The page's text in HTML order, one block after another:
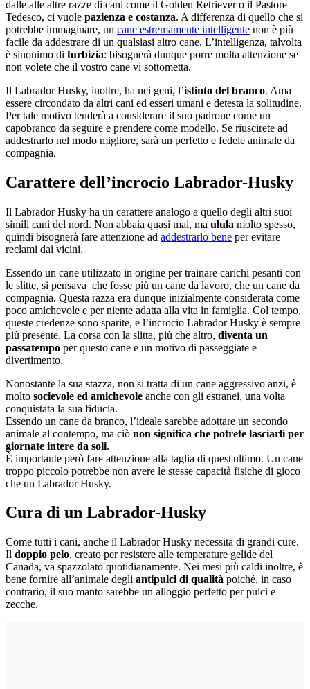
dalle alle altre razze di cani come il Golden Retriever o il Pastore
Tedesco, ci vuole pazienza e costanza. A differenza di quello che si
potrebbe immaginare, un cane estremamente intelligente non è più
facile da addestrare di un qualsiasi altro cane. L’intelligenza, talvolta
è sinonimo di furbizia: bisognerà dunque porre molta attenzione se
non volete che il vostro cane vi sottometta.
Il Labrador Husky, inoltre, ha nei geni, l’istinto del branco. Ama
essere circondato da altri cani ed esseri umani e detesta la solitudine.
Per tale motivo tenderà a considerare il suo padrone come un
capobranco da seguire e prendere come modello. Se riuscirete ad
addestrarlo nel modo migliore, sarà un perfetto e fedele animale da
compagnia.
Carattere dell’incrocio Labrador-Husky
Il Labrador Husky ha un carattere analogo a quello degli altri suoi
simili cani del nord. Non abbaia quasi mai, ma ulula molto spesso,
quindi bisognerà fare attenzione ad addestrarlo bene per evitare
reclami dai vicini.
Essendo un cane utilizzato in origine per trainare carichi pesanti con
le slitte, si pensava che fosse più un cane da lavoro, che un cane da
compagnia. Questa razza era dunque inizialmente considerata come
poco amichevole e per niente adatta alla vita in famiglia. Col tempo,
queste credenze sono sparite, e l’incrocio Labrador Husky è sempre
più presente. La corsa con la slitta, più che altro, diventa un
passatempo per questo cane e un motivo di passeggiate e
divertimento.
Nonostante la sua stazza, non si tratta di un cane aggressivo anzi, è
molto socievole ed amichevole anche con gli estranei, una volta
conquistata la sua fiducia.
Essendo un cane da branco, l’ideale sarebbe adottare un secondo
animale al contempo, ma ciò non significa che potrete lasciarli per
giornate intere da soli.
È importante però fare attenzione alla taglia di quest'ultimo. Un cane
troppo piccolo potrebbe non avere le stesse capacità fisiche di gioco
che un Labrador Husky.
Cura di un Labrador-Husky
Come tutti i cani, anche il Labrador Husky necessita di grandi cure.
Il doppio pelo, creato per resistere alle temperature gelide del
Canada, va spazzolato quotidianamente. Nei mesi più caldi inoltre, è
bene fornire all’animale degli antipulci di qualità poiché, in caso
contrario, il suo manto sarebbe un alloggio perfetto per pulci e
zecche.